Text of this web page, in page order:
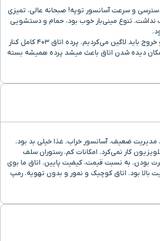
۱۱ دقیقه با خودرو (۴ کیلومتر و ۷۶۸ متر)
۹ دقیقه با خودرو (۴ کیلومتر و ۷۸۶ متر)
۹ دقیقه با خودرو (۴ کیلومتر و ۸۹۲ متر)
۹ دقیقه با خودرو (۴ کیلومتر و ۸۹۴ متر)
و سرعت آسانسور توپه! صبحانه عالی، تمیزی
نداشت. تنوع مینی‌بار خوب بود، حمام و دستشویی
وای‌فای ضعیف بود و با هر ورود و خروج باید لاگین می‌کردیم. پرده اتاق ۴۰۳ کامل کنار
دیده شدن اتاق باعث میشد پرده همیشه بسته
ضعیف. آسانسور خراب. غذا خیلی بد بود.
کار نمی‌کرد. امکانات کم. رستوران سلف
بودن. به نسبت قیمت، کیفیت پایین. اتاق ما بوی
بالا بود. اتاق کوچیک و نمور و بدون تهویه. رمپ